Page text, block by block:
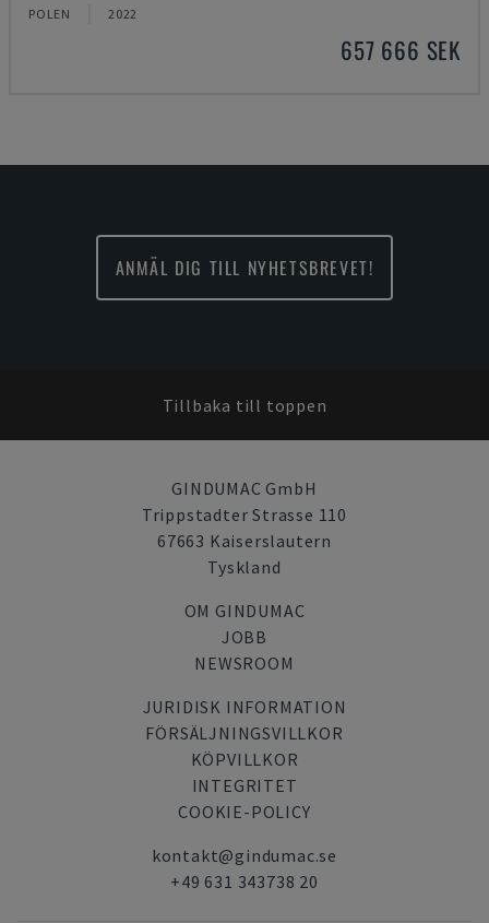
POLEN 2022
657 666 SEK
ANMÄL DIG TILL NYHETSBREVET!
Tillbaka till toppen
GINDUMAC GmbH
Trippstadter Strasse 110
67663 Kaiserslautern
Tyskland
OM GINDUMAC
JOBB
NEWSROOM
JURIDISK INFORMATION
FÖRSÄLJNINGSVILLKOR
KÖPVILLKOR
INTEGRITET
COOKIE-POLICY
kontakt@gindumac.se
+49 631 343738 20